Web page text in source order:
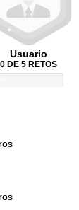
Usuario
0 DE 5 RETOS